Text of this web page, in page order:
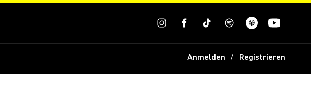
Anmelden Registrieren